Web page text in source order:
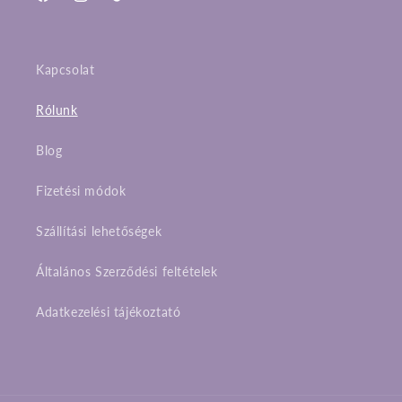
FacebookInstagramTikTok
Kapcsolat
Rólunk
Blog
Fizetési módok
Szállítási lehetőségek
Általános Szerződési feltételek
Adatkezelési tájékoztató